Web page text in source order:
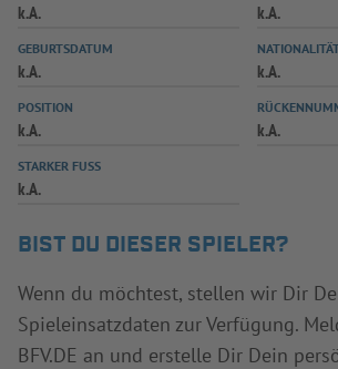
k.A. k.A.
GEBURTSDATUM
k.A. k.A.
POSITION
k.A. k.A.
STARKER FUSS
k.A.
BIST DU DIESER SPIELER?
Wenn du möchtest, stellen wir Dir
Spieleinsatzdaten zur Verfügung.
BFV.DE an und erstelle Dir Dein